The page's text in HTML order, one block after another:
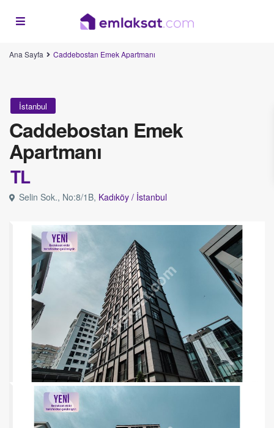
Ana Sayfa Caddebostan Emek Apartmanı
İstanbul
Caddebostan Emek
Apartmanı
TL
Selin Sok., No:8/1B, Kadıköy / İstanbul